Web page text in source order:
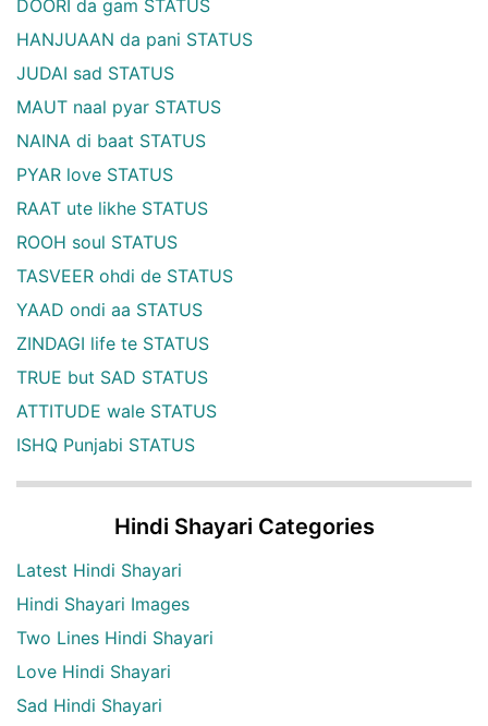
DOORI da gam STATUS
HANJUAAN da pani STATUS
JUDAI sad STATUS
MAUT naal pyar STATUS
NAINA di baat STATUS
PYAR love STATUS
RAAT ute likhe STATUS
ROOH soul STATUS
TASVEER ohdi de STATUS
YAAD ondi aa STATUS
ZINDAGI life te STATUS
TRUE but SAD STATUS
ATTITUDE wale STATUS
ISHQ Punjabi STATUS
Hindi Shayari Categories
Latest Hindi Shayari
Hindi Shayari Images
Two Lines Hindi Shayari
Love Hindi Shayari
Sad Hindi Shayari